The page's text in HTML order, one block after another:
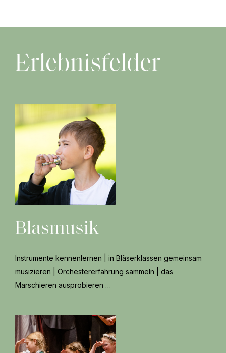
Erlebnisfelder
Blasmusik
Instrumente kennenlernen | in Bläserklassen gemeinsam
musizieren | Orchestererfahrung sammeln | das
Marschieren ausprobieren …